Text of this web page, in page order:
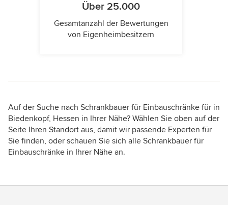
Über 25.000
Gesamtanzahl der Bewertungen
von Eigenheimbesitzern
Auf der Suche nach Schrankbauer für Einbauschränke für in
Biedenkopf, Hessen in Ihrer Nähe? Wählen Sie oben auf der
Seite Ihren Standort aus, damit wir passende Experten für
Sie finden, oder schauen Sie sich alle Schrankbauer für
Einbauschränke in Ihrer Nähe an.